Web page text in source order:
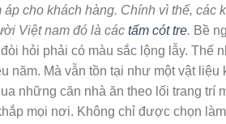
cho khách hàng. Chính vì thế, các
Việt nam đó là các tấm cót tre. Bề
hỏi phải có màu sắc lộng lẫy. Thế
năm. Mà vẫn tồn tại như một vật
những căn nhà ăn theo lối trang trí
mọi nơi. Không chỉ được chọn